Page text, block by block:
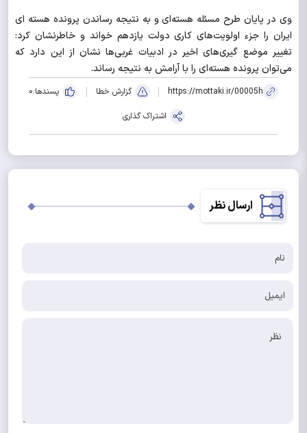
وی در پایان طرح مسئله هسته‌ای و به نتیجه رساندن پرونده هسته ای
ایران را جزء اولویت‌های کاری دولت یازدهم خواند و خاطرنشان کرد:
تغییر موضع گیری‌های اخیر در ادبیات غربی‌ها نشان از این دارد که
می‌توان پرونده هسته‌ای را با آرامش به نتیجه رساند.
https://mottaki.ir/00005h گزارش خطا پسندها:0
اشتراک گذاری
ارسال نظر